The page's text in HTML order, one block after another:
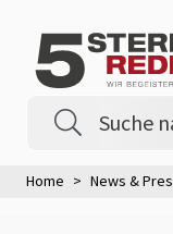
Home News &